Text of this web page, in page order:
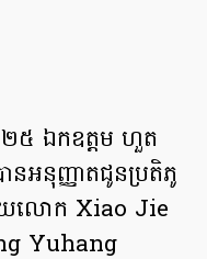
២៥ ឯកឧត្តម ហួត
នអនុញ្ញាតជូនប្រតិភូ
យលោក Xiao Jie
Yuhang